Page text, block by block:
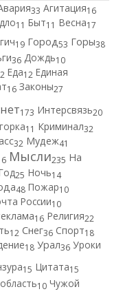
33 Агитация16
11 Быт11 Весна17
19 Город53 Горы38
36 Дождь10
Еда12 Единая
16 Законы27
173 Интерсвязь20
11 Криминал32
32 Мудеж41
Мысли235 На
25 Ночь14
48 Пожар10
России10
16 Религия22
12 Снег36 Спорт18
18 Урал36 Уроки
15 Цитата15
10 Чужой